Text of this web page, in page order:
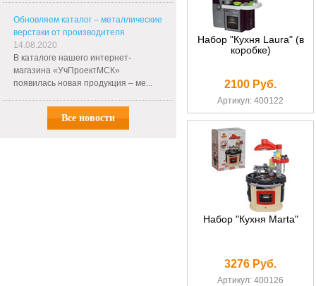
Обновляем каталог – металлические
верстаки от производителя
14.08.2020
В каталоге нашего интернет-
магазина «УчПроектМСК»
появилась новая продукция – ме...
Все новости
Набор "Кухня Laura" (в
коробке)
2100 Руб.
Артикул: 400122
Набор "Кухня Marta"
3276 Руб.
Артикул: 400126